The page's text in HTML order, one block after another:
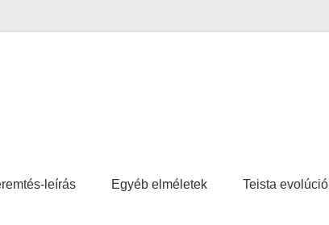
leírás Egyéb elméletek Teista evolúció